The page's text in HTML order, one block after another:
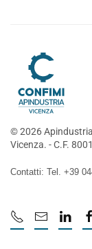
©2026
Vicenza. - C.F.
Contatti: Tel. +39